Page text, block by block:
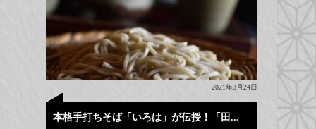
2021年3月24日
本格手打ちそば「いろは」が伝授！「田...